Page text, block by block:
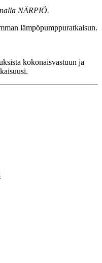
NÄRPIÖ.
lämpöpumppuratkaisun.
kokonaisvastuun ja